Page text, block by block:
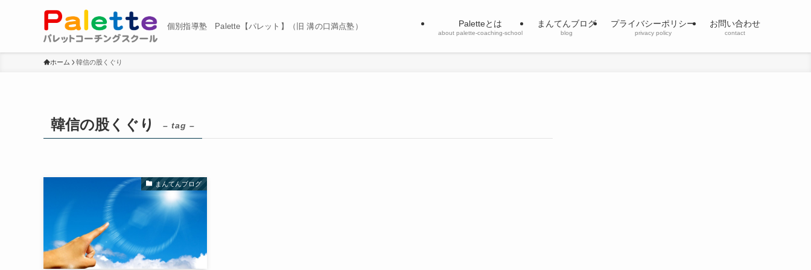
個別指導塾 Palette【パレット】（旧 溝の口満点塾） Paletteとは
about palette-coaching-school
まんてんブログ
blog
プライバシーポリシー
privacy policy
お問い合わせ
contact
ホーム 韓信の股くぐり
韓信の股くぐり – tag –
まんてんブログ